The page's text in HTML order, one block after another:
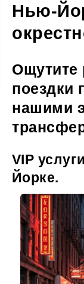
Нью-
Ощутите
поездки
нашими
VIP
Йорке.